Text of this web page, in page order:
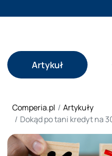
Artykuł
Comperia.pl
Artykuły
Dokąd po tani kredyt na